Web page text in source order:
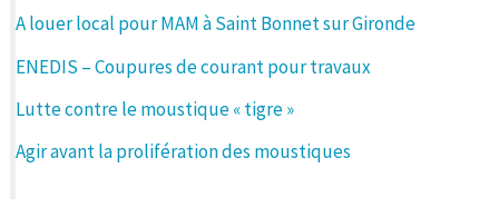
A louer local pour MAM à Saint Bonnet sur Gironde
ENEDIS – Coupures de courant pour travaux
Lutte contre le moustique « tigre »
Agir avant la prolifération des moustiques